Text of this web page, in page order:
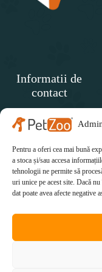
Pentru a oferi cea mai bună
a stoca și/sau accesa
tehnologii ne permite să
uri unice pe acest site. Dacă
dat poate avea afecte
Informatii de
contact
PET
Telefon:
0771 415 812
Email: